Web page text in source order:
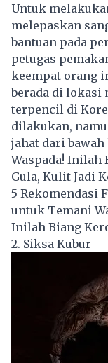
Untuk
melepaskan
bantuan pada
petugas
keempat orang
berada di lokasi
terpencil di
dilakukan,
jahat dari
Waspada! Inilah
Gula, Kulit Jadi
5 Rekomendasi
untuk Temani
Inilah Biang
2. Siksa Kubur